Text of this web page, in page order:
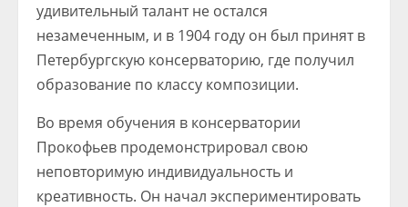
удивительный талант не остался
незамеченным, и в 1904 году он был принят в
Петербургскую консерваторию, где получил
образование по классу композиции.
Во время обучения в консерватории
Прокофьев продемонстрировал свою
неповторимую индивидуальность и
креативность. Он начал экспериментировать